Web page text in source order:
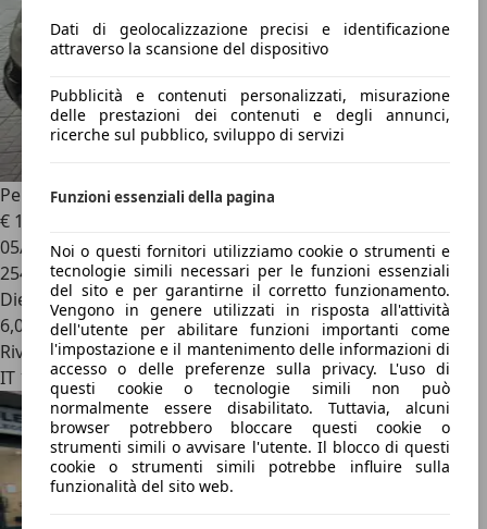
Dati di geolocalizzazione precisi e identificazione
attraverso la scansione del dispositivo
Pubblicità e contenuti personalizzati, misurazione
delle prestazioni dei contenuti e degli annunci,
ricerche sul pubblico, sviluppo di servizi
Funzioni essenziali della pagina
Noi o questi fornitori utilizziamo cookie o strumenti e
tecnologie simili necessari per le funzioni essenziali
del sito e per garantirne il corretto funzionamento.
Vengono in genere utilizzati in risposta all'attività
dell'utente per abilitare funzioni importanti come
l'impostazione e il mantenimento delle informazioni di
accesso o delle preferenze sulla privacy. L'uso di
questi cookie o tecnologie simili non può
normalmente essere disabilitato. Tuttavia, alcuni
browser potrebbero bloccare questi cookie o
strumenti simili o avvisare l'utente. Il blocco di questi
cookie o strumenti simili potrebbe influire sulla
funzionalità del sito web.
Peugeot 3072.0 HDi FAP CC Tecno
€ 1.990
05/2006
254.000 km
Diesel
6,0 l/100 km (comb.)
Rivenditore
IT 10148